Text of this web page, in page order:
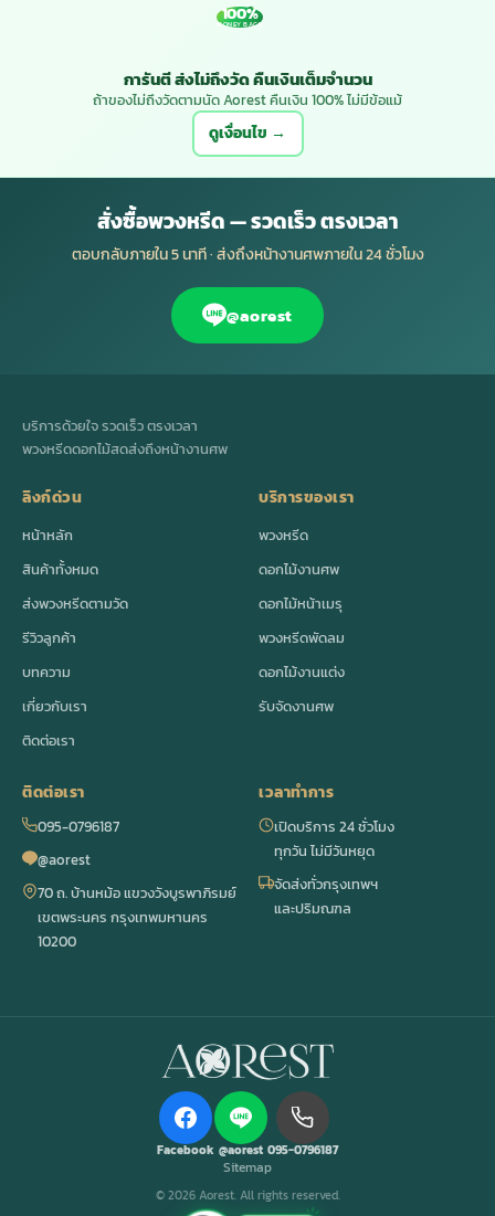
100%
MONEY BACK
การันตี ส่งไม่ถึงวัด คืนเงินเต็มจำนวน
ถ้าของไม่ถึงวัดตามนัด Aorest คืนเงิน 100% ไม่มีข้อแม้
ดูเงื่อนไข →
สั่งซื้อพวงหรีด — รวดเร็ว ตรงเวลา
ตอบกลับภายใน 5 นาที · ส่งถึงหน้างานศพภายใน 24 ชั่วโมง
@aorest
บริการด้วยใจ รวดเร็ว ตรงเวลา
พวงหรีดดอกไม้สดส่งถึงหน้างานศพ
ลิงก์ด่วน
หน้าหลัก
สินค้าทั้งหมด
ส่งพวงหรีดตามวัด
รีวิวลูกค้า
บทความ
เกี่ยวกับเรา
ติดต่อเรา
บริการของเรา
พวงหรีด
ดอกไม้งานศพ
ดอกไม้หน้าเมรุ
พวงหรีดพัดลม
ดอกไม้งานแต่ง
รับจัดงานศพ
ติดต่อเรา
095-0796187
@aorest
70 ถ. บ้านหม้อ แขวงวังบูรพาภิรมย์
เขตพระนคร กรุงเทพมหานคร
10200
เวลาทำการ
เปิดบริการ 24 ชั่วโมง
ทุกวัน ไม่มีวันหยุด
จัดส่งทั่วกรุงเทพฯ
และปริมณฑล
Facebook @aorest 095-0796187
Sitemap
© 2026 Aorest. All rights reserved.